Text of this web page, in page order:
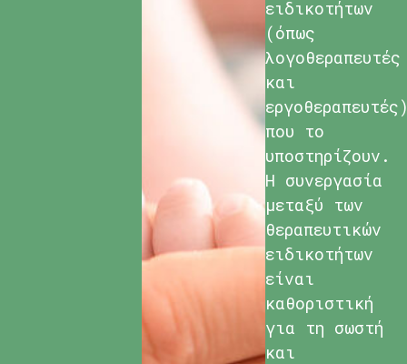
ειδικοτήτων
(όπως
λογοθεραπευτές
και
που το
υποστηρίζουν.
Η συνεργασία
μεταξύ των
θεραπευτικών
ειδικοτήτων
είναι
καθοριστική
για τη σωστή
και